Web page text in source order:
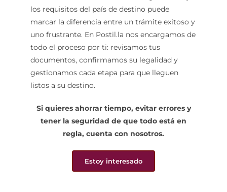
los requisitos del país de destino puede
marcar la diferencia entre un trámite exitoso y
uno frustrante. En Postil.la nos encargamos de
todo el proceso por ti: revisamos tus
documentos, confirmamos su legalidad y
gestionamos cada etapa para que lleguen
listos a su destino.
Si quieres ahorrar tiempo, evitar errores y
tener la seguridad de que todo está en
regla, cuenta con nosotros.
Estoy interesado